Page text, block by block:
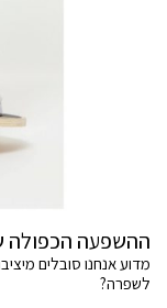
ההשפעה הכפולה
מדוע אנחנו סובלים
לשפרה?